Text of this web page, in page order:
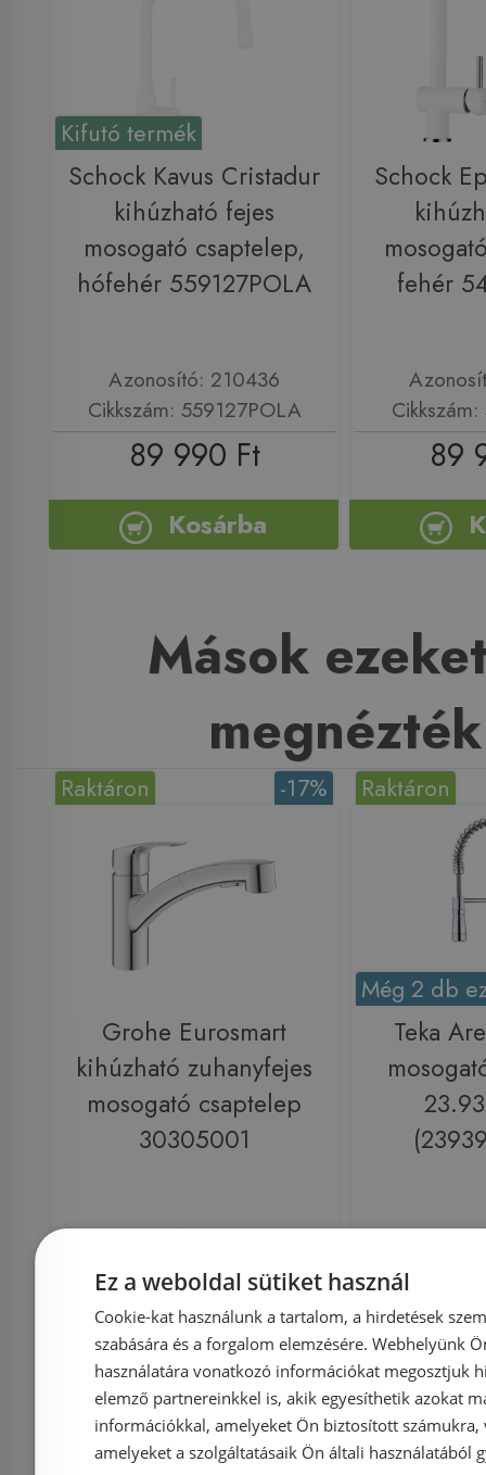
Kifutó termék
Schock Kavus Cristadur
kihúzható fejes
mosogató csaptelep,
hófehér 559127POLA
Azonosító: 210436
Cikkszám: 559127POLA
89 990 Ft
Kosárba
Schock
fehér
89
Mások
megnézték
-17%
Raktáron
Grohe Eurosmart
kihúzható zuhanyfejes
mosogató csaptelep
30305001
Azonosító: 187991
Cikkszám: 30305001
55 974 Ft46 570 Ft
Kosárba
Raktáron
Még 2 db
Teka
81 900 Ft
Raktáron Rendelésre
Ez a weboldal sütiket használ
Cookie-kat használunk a tartalom, a hirdetések
szabására és a forgalom elemzésére. Webhelyünk
használatára vonatkozó információkat megosztjuk
elemző partnereinkkel is, akik egyesíthetik azokat
információkkal, amelyeket Ön biztosított számukra,
amelyeket a szolgáltatásaik Ön általi használatából